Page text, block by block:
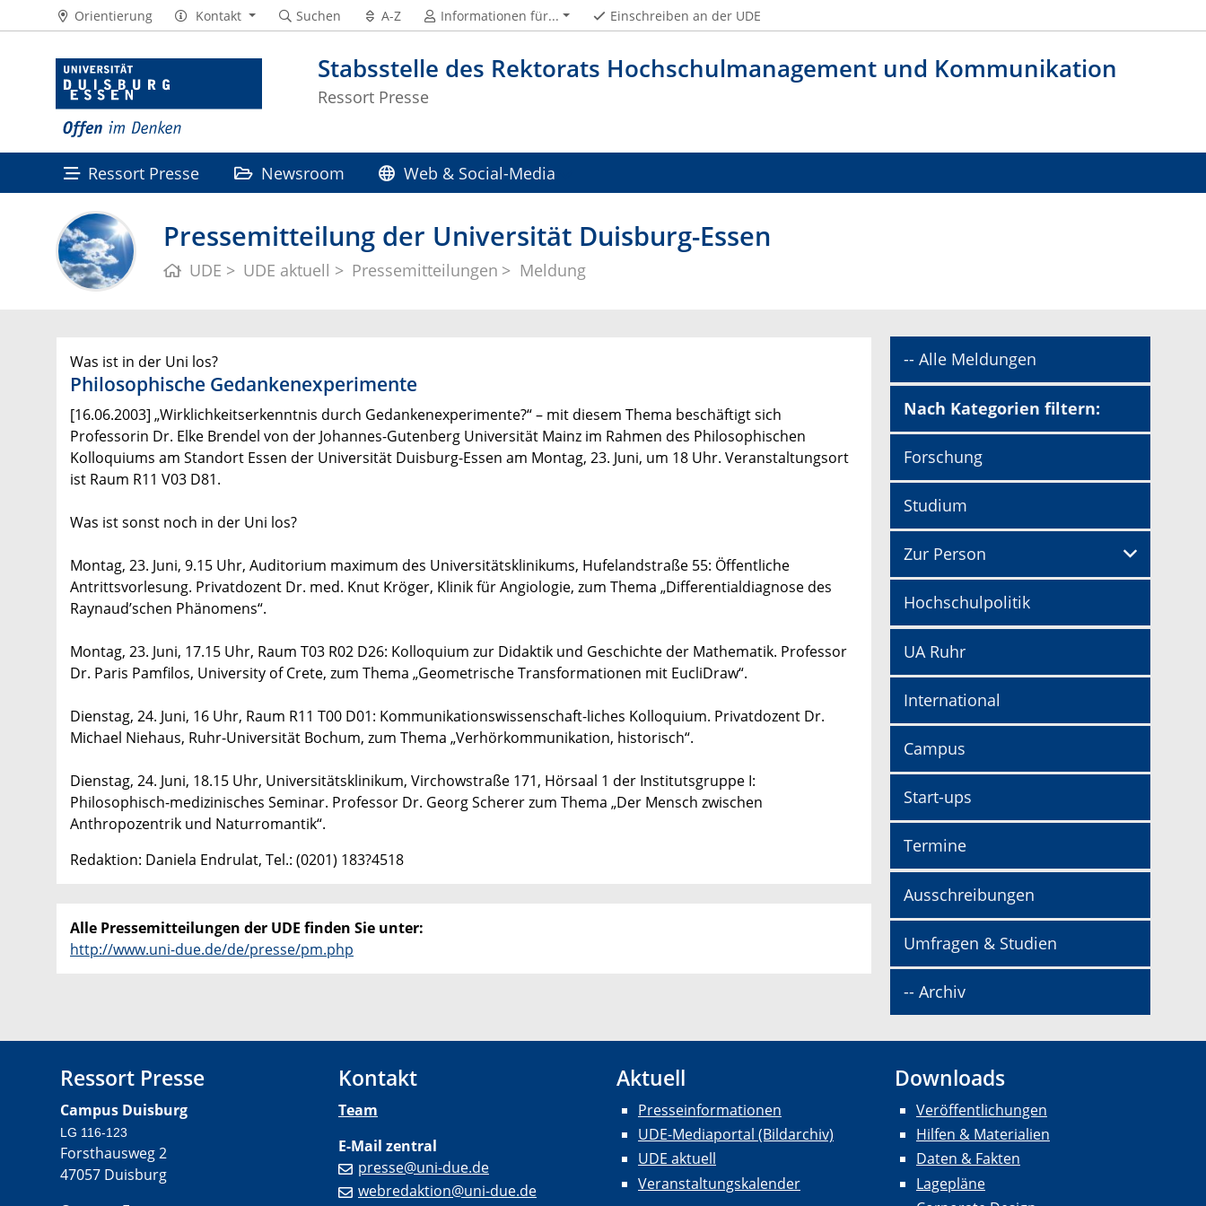
Stabsstelle des Rektorats Hochschulmanagement und Kommunikation
Ressort Presse
Orientierung Kontakt Suchen A-Z Informationen für... Einschreiben an der UDE
Ressort Presse Newsroom Web & Social-Media
Pressemitteilung der Universität Duisburg-Essen
UDE UDE aktuell Pressemitteilungen Meldung
Was ist in der Uni los?
Philosophische Gedankenexperimente
[16.06.2003] „Wirklichkeitserkenntnis durch Gedankenexperimente?“ – mit diesem Thema beschäftigt sich
Professorin Dr. Elke Brendel von der Johannes-Gutenberg Universität Mainz im Rahmen des Philosophischen
Kolloquiums am Standort Essen der Universität Duisburg-Essen am Montag, 23. Juni, um 18 Uhr. Veranstaltungsort
ist Raum R11 V03 D81.
Was ist sonst noch in der Uni los?
Montag, 23. Juni, 9.15 Uhr, Auditorium maximum des Universitätsklinikums, Hufelandstraße 55: Öffentliche
Antrittsvorlesung. Privatdozent Dr. med. Knut Kröger, Klinik für Angiologie, zum Thema „Differentialdiagnose des
Raynaud’schen Phänomens“.
Montag, 23. Juni, 17.15 Uhr, Raum T03 R02 D26: Kolloquium zur Didaktik und Geschichte der Mathematik. Professor
Dr. Paris Pamfilos, University of Crete, zum Thema „Geometrische Transformationen mit EucliDraw“.
Dienstag, 24. Juni, 16 Uhr, Raum R11 T00 D01: Kommunikationswissenschaft-liches Kolloquium. Privatdozent Dr.
Michael Niehaus, Ruhr-Universität Bochum, zum Thema „Verhörkommunikation, historisch“.
Dienstag, 24. Juni, 18.15 Uhr, Universitätsklinikum, Virchowstraße 171, Hörsaal 1 der Institutsgruppe I:
Philosophisch-medizinisches Seminar. Professor Dr. Georg Scherer zum Thema „Der Mensch zwischen
Anthropozentrik und Naturromantik“.
Redaktion: Daniela Endrulat, Tel.: (0201) 183?4518
Alle Pressemitteilungen der UDE finden Sie unter:
http://www.uni-due.de/de/presse/pm.php
-- Alle Meldungen
Nach Kategorien filtern:
Forschung
Studium
Zur Person
Hochschulpolitik
UA Ruhr
International
Campus
Start-ups
Termine
Ausschreibungen
Umfragen & Studien
-- Archiv
Ressort Presse
Campus Duisburg
LG 116-123
Forsthausweg 2
47057 Duisburg
Kontakt
Team
E-Mail zentral
presse@uni-due.de
webredaktion@uni-due.de
Aktuell
Presseinformationen
UDE-Mediaportal (Bildarchiv)
UDE aktuell
Veranstaltungskalender
Downloads
Veröffentlichungen
Hilfen & Materialien
Daten & Fakten
Lagepläne